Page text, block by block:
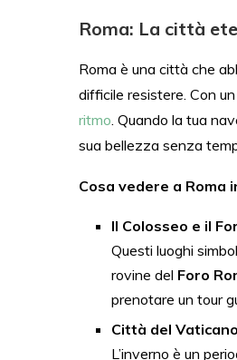
Roma: La città
Roma è una città che
difficile resistere. Con
ritmo . Quando la tua
sua bellezza senza
Cosa vedere a Roma
Il Colosseo e il
Questi luoghi
rovine del Foro
prenotare un tour
Città del Vaticano
L’inverno è un